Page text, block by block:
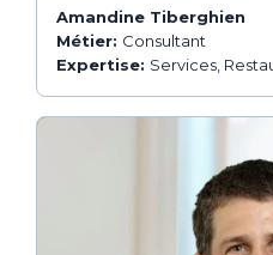
Amandine Tiberghien
Métier: Consultant
Expertise: Services,